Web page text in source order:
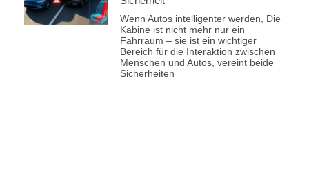
Wenn Autos intelligenter werden, Die
Kabine ist nicht mehr nur ein
Fahrraum – sie ist ein wichtiger
Bereich für die Interaktion zwischen
Menschen und Autos, vereint beide
Sicherheiten